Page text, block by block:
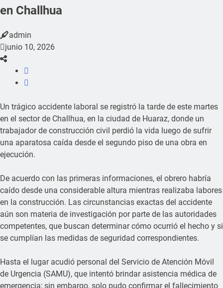
en Challhua
admin
junio 10, 2026
Un trágico accidente laboral se registró la tarde de este martes
en el sector de Challhua, en la ciudad de Huaraz, donde un
trabajador de construcción civil perdió la vida luego de sufrir
una aparatosa caída desde el segundo piso de una obra en
ejecución.
De acuerdo con las primeras informaciones, el obrero habría
caído desde una considerable altura mientras realizaba labores
en la construcción. Las circunstancias exactas del accidente
aún son materia de investigación por parte de las autoridades
competentes, que buscan determinar cómo ocurrió el hecho y si
se cumplían las medidas de seguridad correspondientes.
Hasta el lugar acudió personal del Servicio de Atención Móvil
de Urgencia (SAMU), que intentó brindar asistencia médica de
emergencia; sin embargo, solo pudo confirmar el fallecimiento